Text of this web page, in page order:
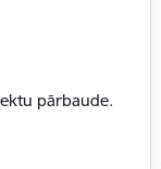
pārbaude.